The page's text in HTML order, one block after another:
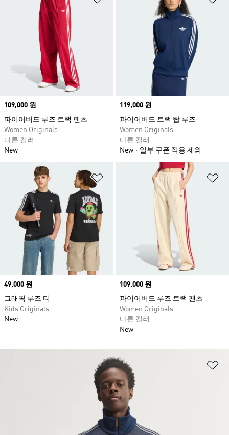
Price
109,000 원
파이어버드 루즈 트랙 팬츠
Women Originals
다른 컬러
New
Price
119,000 원
파이어버드 트랙 탑 루즈
Women Originals
다른 컬러
New
일부 쿠폰 적용 제외
위시리스트 담기
Price
49,000 원
그래픽 루즈 티
Kids Originals
New
Price
109,000 원
파이어버드 루즈 트랙 팬츠
Women Originals
다른 컬러
New